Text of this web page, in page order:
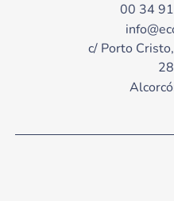
00 34
c/ Porto